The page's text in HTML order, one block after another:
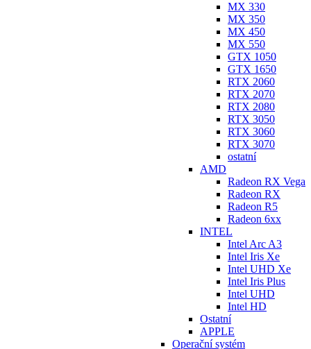
MX 330
MX 350
MX 450
MX 550
GTX 1050
GTX 1650
RTX 2060
RTX 2070
RTX 2080
RTX 3050
RTX 3060
RTX 3070
ostatní
AMD
Radeon RX Vega
Radeon RX
Radeon R5
Radeon 6xx
INTEL
Intel Arc A3
Intel Iris Xe
Intel UHD Xe
Intel Iris Plus
Intel UHD
Intel HD
Ostatní
APPLE
Operační systém